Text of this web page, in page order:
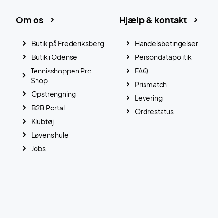
Hjælp & kontakt
Handelsbetingelser
Persondatapolitik
FAQ
Prismatch
Levering
Ordrestatus
Om os
Butik på Frederiksberg
Butik i Odense
Tennisshoppen Pro
Shop
Opstrengning
B2B Portal
Klubtøj
Løvens hule
Jobs